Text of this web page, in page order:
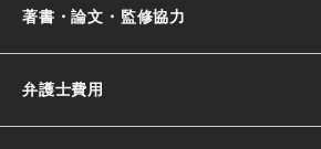
著書・論文・監修協力
弁護士費用